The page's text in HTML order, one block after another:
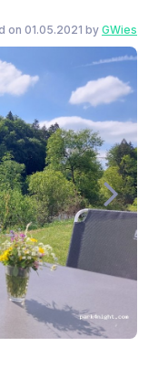
on 01.05.2021 by GWies